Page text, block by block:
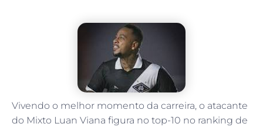
Vivendo o melhor momento da carreira, o atacante
do Mixto Luan Viana figura no top-10 no ranking de